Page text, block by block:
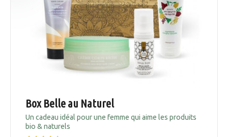
Box Belle au Naturel
Un cadeau idéal pour une femme qui aime les produits
bio & naturels